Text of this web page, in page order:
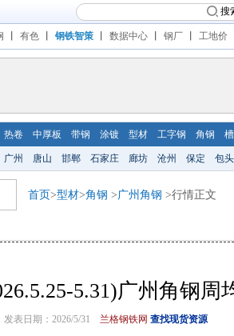
搜
有色 钢铁智策 数据中心 钢厂 工地价
热卷 中厚板 带钢 涂镀 型材 工字钢 角钢
广州 唐山 邯郸 石家庄 廊坊 沧州 保定 包头
首页>型材>角钢 >广州角钢 >行情正文
5.31)广州角钢周
发表日期：2026/5/31 兰格钢铁网 查找现货资源